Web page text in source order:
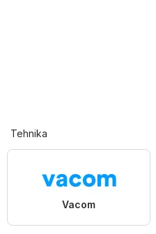
Tehnika
Vacom